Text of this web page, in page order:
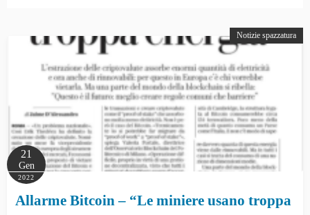
Notizie spazzatura
21
Gen
2022
Allarme Bitcoin – “Le miniere usano troppa